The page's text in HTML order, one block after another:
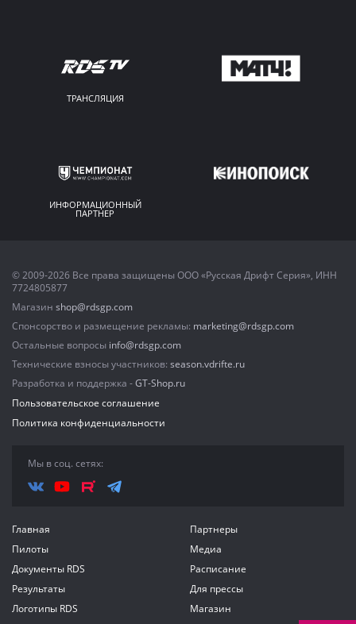
ТРАНСЛЯЦИЯ
ИНФОРМАЦИОННЫЙ
ПАРТНЕР
© 2009-2026 Все права защищены ООО «Русская Дрифт Серия», ИНН
7724805877
Магазин shop@rdsgp.com
Спонсорство и размещение рекламы: marketing@rdsgp.com
Остальные вопросы info@rdsgp.com
Технические взносы участников: season.vdrifte.ru
Разработка и поддержка -GT-Shop.ru
Пользовательское соглашение
Политика конфиденциальности
Мы в соц. сетях:
Главная
Пилоты
Документы RDS
Результаты
Логотипы RDS
Партнеры
Медиа
Расписание
Для прессы
Магазин